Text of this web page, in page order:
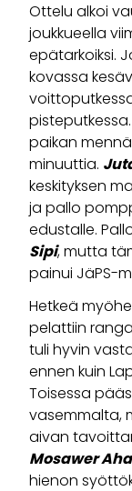
Ottelu alkoi
joukkueella
epätarkoiksi.
kovassa
paikan
minuuttia.
keskityksen
ja pallo
edustalle.
Sipi, mutta
painui JäPS-
Hetkeä
pelattiin
tuli hyvin
ennen kuin
Toisessa
vasemmalta,
aivan
Mosawer
hienon